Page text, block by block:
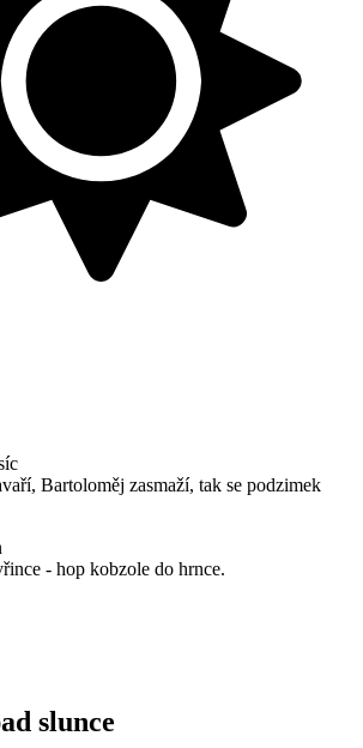
Bartoloměj zasmaží, tak se podzimek
- hop kobzole do hrnce.
slunce